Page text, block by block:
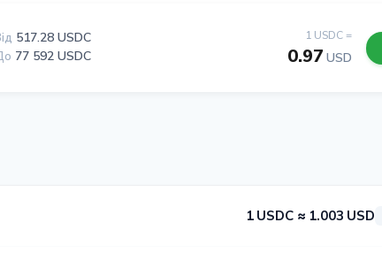
1 USDC =
0.97 USD
517.28 USDC
77 592 USDC
1 USDC ≈ 1.003 USD